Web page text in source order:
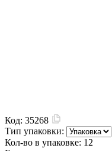
Код: 35268
Тип упаковки:
Кол-во в упаковке: 12